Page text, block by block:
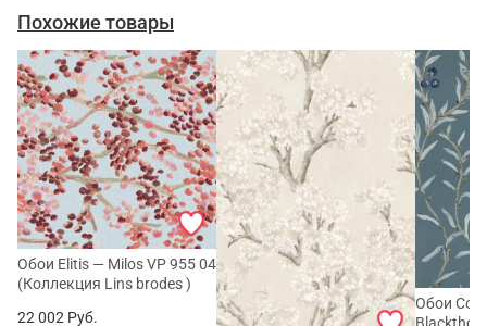
Похожие товары
Обои Elitis — Milos VP 955 04
(Коллекция Lins brodes )
22 002 Руб.
Обои